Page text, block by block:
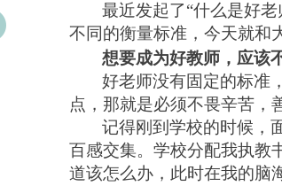
最近发起了“什么是好
不同的衡量标准，今天就和
想要成为好教师，应该
好老师没有固定的标准
点，那就是必须不畏辛苦，
记得刚到学校的时候，
百感交集。学校分配我执教
道该怎么办，此时在我的脑